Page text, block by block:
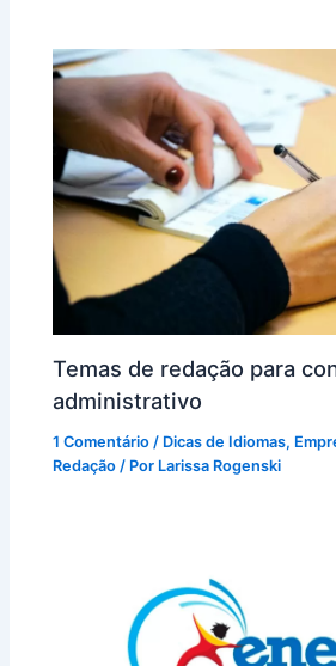
Temas de redação para
administrativo
1 Comentário / Dicas de Idiomas,
Redação / Por Larissa Rogenski